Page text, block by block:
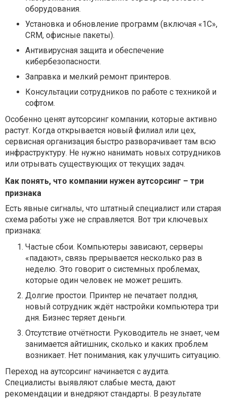
оборудования.
Установка и обновление программ (включая «1С»,
CRM, офисные пакеты).
Антивирусная защита и обеспечение
кибербезопасности.
Заправка и мелкий ремонт принтеров.
Консультации сотрудников по работе с техникой и
софтом.
Особенно ценят аутсорсинг компании, которые активно
растут. Когда открывается новый филиал или цех,
сервисная организация быстро разворачивает там всю
инфраструктуру. Не нужно нанимать новых сотрудников
или отрывать существующих от текущих задач.
Как понять, что компании нужен аутсорсинг – три
признака
Есть явные сигналы, что штатный специалист или старая
схема работы уже не справляется. Вот три ключевых
признака:
Частые сбои. Компьютеры зависают, серверы
«падают», связь прерывается несколько раз в
неделю. Это говорит о системных проблемах,
которые один человек не может решить.
Долгие простои. Принтер не печатает полдня,
новый сотрудник ждёт настройки компьютера три
дня. Бизнес теряет деньги.
Отсутствие отчётности. Руководитель не знает, чем
занимается айтишник, сколько и каких проблем
возникает. Нет понимания, как улучшить ситуацию.
Переход на аутсорсинг начинается с аудита.
Специалисты выявляют слабые места, дают
рекомендации и внедряют стандарты. В результате